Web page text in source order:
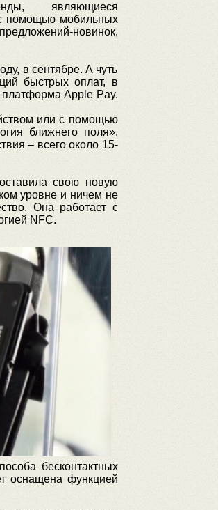
являющиеся
помощью мобильных
новинок,
в сентябре. А чуть
быстрых оплат, в
платформа Apple Pay.
или с помощью
ближнего поля»,
– всего около 15-
свою новую
уровне и ничем не
Она работает с
NFC.
бесконтактных
оснащена функцией